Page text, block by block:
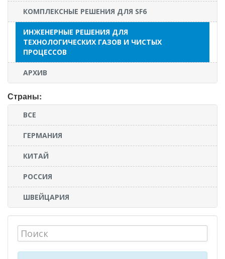
КОМПЛЕКСНЫЕ РЕШЕНИЯ ДЛЯ SF6
ИНЖЕНЕРНЫЕ РЕШЕНИЯ ДЛЯ
ТЕХНОЛОГИЧЕСКИХ ГАЗОВ И ЧИСТЫХ
ПРОЦЕССОВ
АРХИВ
Страны:
ВСЕ
ГЕРМАНИЯ
КИТАЙ
РОССИЯ
ШВЕЙЦАРИЯ